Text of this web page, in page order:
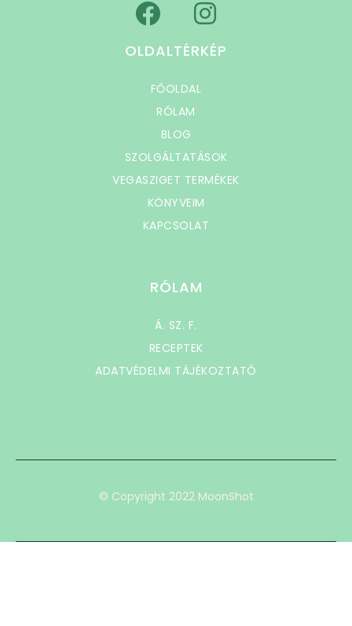
OLDALTÉRKÉP
FŐOLDAL
RÓLAM
BLOG
SZOLGÁLTATÁSOK
VEGASZIGET TERMÉKEK
KÖNYVEIM
KAPCSOLAT
RÓLAM
Á. SZ. F.
RECEPTEK
ADATVÉDELMI TÁJÉKOZTATÓ
© Copyright 2022 MoonShot